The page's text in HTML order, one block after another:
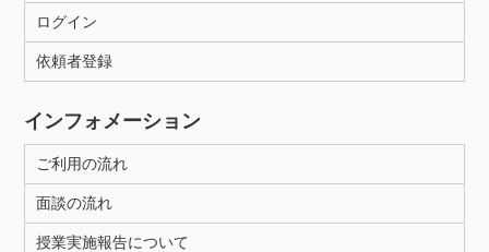
ログイン
依頼者登録
インフォメーション
ご利用の流れ
面談の流れ
授業実施報告について